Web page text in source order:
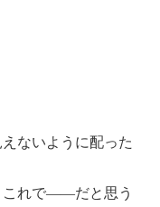
ないように配った
これで――だと思う